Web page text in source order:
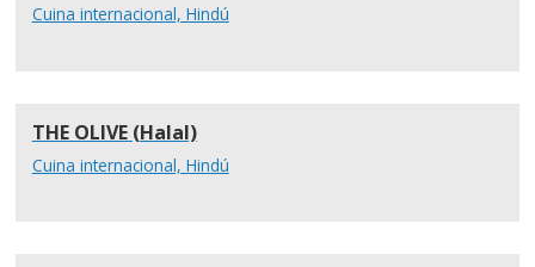
Cuina internacional, Hindú
THE OLIVE (Halal)
Cuina internacional, Hindú